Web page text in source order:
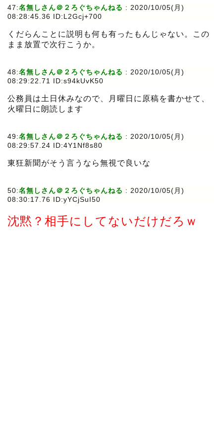
47:名無しさん＠２ろぐちゃんねる : 2020/10/05(月)
08:28:45.36 ID:L2Gcj+700
くだらんことに説明も何も有ったもんじゃない。この
まま放置で次行こうか。
48:名無しさん＠２ろぐちゃんねる : 2020/10/05(月)
08:29:22.71 ID:s94kUvK50
公務員は土日休みなので、月曜日に原稿を書かせて、
火曜日に朗読します
49:名無しさん＠２ろぐちゃんねる : 2020/10/05(月)
08:29:57.24 ID:4Y1Nf8s80
東狂新聞がそう言うなら無視で良いな
50:名無しさん＠２ろぐちゃんねる : 2020/10/05(月)
08:30:17.76 ID:yYCjSuI50
沈黙？相手にしてないだけだろｗ